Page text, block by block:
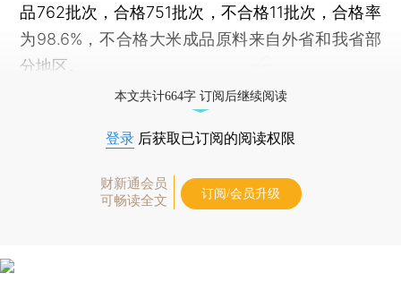
品762批次，合格751批次，不合格11批次，合格率
为98.6%，不合格大米成品原料来自外省和我省部
分地区。
本文共计664字 订阅后继续阅读
登录 后获取已订阅的阅读权限
财新通会员
可畅读全文
订阅/会员升级